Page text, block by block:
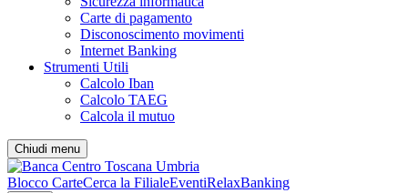
Carte di pagamento
Disconoscimento movimenti
Internet Banking
Strumenti Utili
Calcolo Iban
Calcolo TAEG
Calcola il mutuo
Chiudi menu
Blocco CarteCerca la FilialeEventiRelaxBanking